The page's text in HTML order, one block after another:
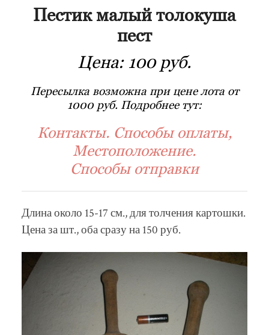
Пестик малый толокуша
пест
Цена: 100 руб.
Пересылка возможна при цене лота от
1000 руб. Подробнее тут:
Контакты. Способы оплаты,
Местоположение.
Способы отправки
Длина около 15-17 см., для толчения картошки.
Цена за шт., оба сразу на 150 руб.